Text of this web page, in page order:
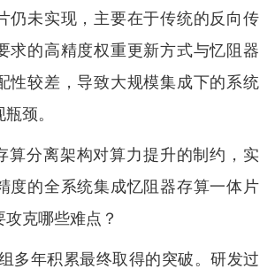
仍未实现，主要在于传统的反向传
求的高精度权重更新方式与忆阻器
性较差，导致大规模集成下的系统
颈。
算分离架构对算力提升的制约，实
度的全系统集成忆阻器存算一体片
克哪些难点？
多年积累最终取得的突破。研发过